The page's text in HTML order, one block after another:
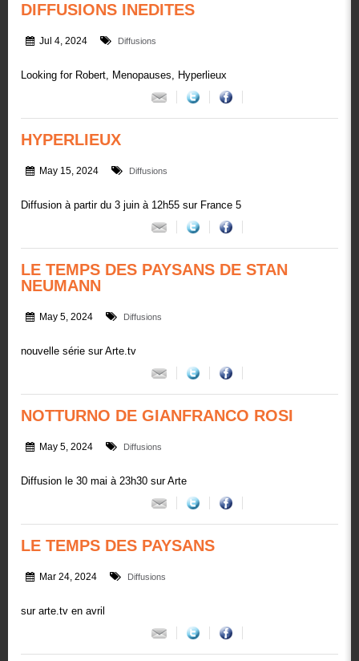
DIFFUSIONS INEDITES
Jul 4, 2024 Diffusions
Looking for Robert, Menopauses, Hyperlieux
HYPERLIEUX
May 15, 2024 Diffusions
Diffusion à partir du 3 juin à 12h55 sur France 5
LE TEMPS DES PAYSANS DE STAN
NEUMANN
May 5, 2024 Diffusions
nouvelle série sur Arte.tv
NOTTURNO DE GIANFRANCO ROSI
May 5, 2024 Diffusions
Diffusion le 30 mai à 23h30 sur Arte
LE TEMPS DES PAYSANS
Mar 24, 2024 Diffusions
sur arte.tv en avril